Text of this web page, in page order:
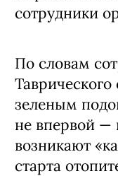
сотрудники
По словам
зеленым
не впервой —
возникают
старта